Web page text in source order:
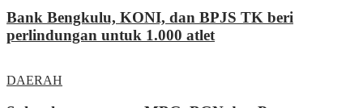
Bank Bengkulu, KONI, dan BPJS TK beri
perlindungan untuk 1.000 atlet
DAERAH